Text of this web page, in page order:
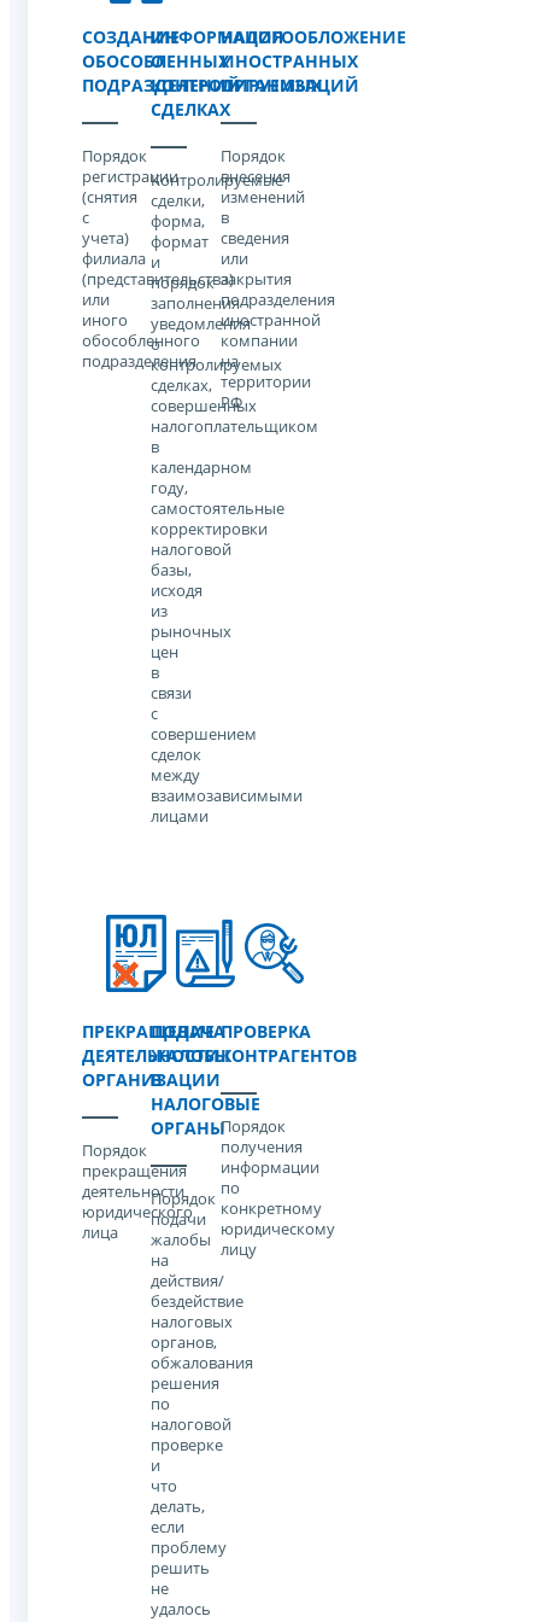
СОЗДАНИЕ
ОБОСОБЛЕННЫХ
ПОДРАЗДЕЛЕНИЙ
Порядок
регистрации
(снятия
с
учета)
филиала
(представительства)
или
иного
обособленного
подразделения
ИНФОРМАЦИЯ
О
КОНТРОЛИРУЕМЫХ
СДЕЛКАХ
Контролируемые
сделки,
форма,
формат
и
порядок
заполнения
уведомления
о
контролируемых
сделках,
совершенных
налогоплательщиком
в
календарном
году,
самостоятельные
корректировки
налоговой
базы,
исходя
из
рыночных
цен
в
связи
с
совершением
сделок
между
взаимозависимыми
лицами
НАЛОГООБЛОЖЕНИЕ
ИНОСТРАННЫХ
ОРГАНИЗАЦИЙ
Порядок
внесения
изменений
в
сведения
или
закрытия
подразделения
иностранной
компании
на
территории
РФ
ПРЕКРАЩЕНИЕ
ДЕЯТЕЛЬНОСТИ
ОРГАНИЗАЦИИ
Порядок
прекращения
деятельности
юридического
лица
ПОДАЧА
ЖАЛОБЫ
В
НАЛОГОВЫЕ
ОРГАНЫ
Порядок
подачи
жалобы
на
действия/
бездействие
налоговых
органов,
обжалования
решения
по
налоговой
проверке
и
что
делать,
если
проблему
решить
не
удалось
ПРОВЕРКА
КОНТРАГЕНТОВ
Порядок
получения
информации
по
конкретному
юридическому
лицу